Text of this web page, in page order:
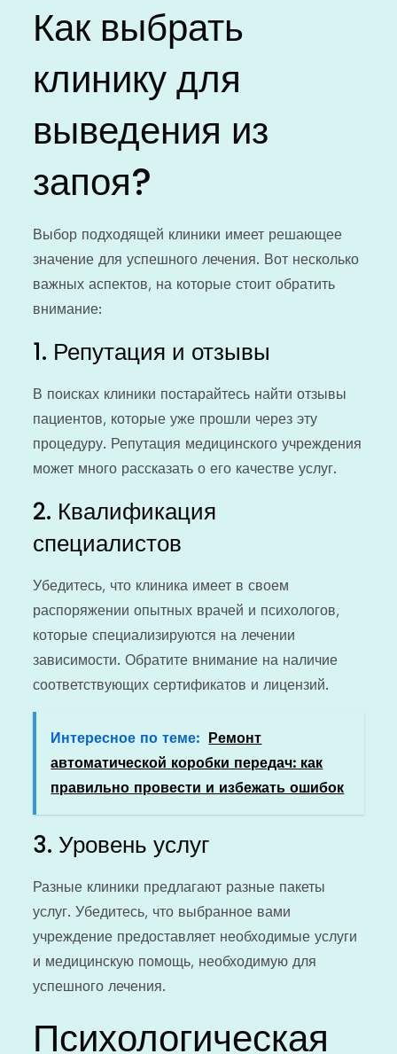
Как выбрать
клинику для
выведения из
запоя?
Выбор подходящей клиники имеет решающее
значение для успешного лечения. Вот несколько
важных аспектов, на которые стоит обратить
внимание:
1. Репутация и отзывы
В поисках клиники постарайтесь найти отзывы
пациентов, которые уже прошли через эту
процедуру. Репутация медицинского учреждения
может много рассказать о его качестве услуг.
2. Квалификация
специалистов
Убедитесь, что клиника имеет в своем
распоряжении опытных врачей и психологов,
которые специализируются на лечении
зависимости. Обратите внимание на наличие
соответствующих сертификатов и лицензий.
Интересное по теме: Ремонт
автоматической коробки передач: как
правильно провести и избежать ошибок
3. Уровень услуг
Разные клиники предлагают разные пакеты
услуг. Убедитесь, что выбранное вами
учреждение предоставляет необходимые услуги
и медицинскую помощь, необходимую для
успешного лечения.
Психологическая